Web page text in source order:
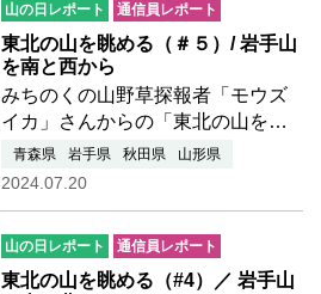
くと「吾妻山」か「月山」でし…
つづきを読む
山の日レポート 通信員レポート
東北の山を眺める（＃５）/ 岩手山
を南と西から
みちのくの山野草探報者「モウズ
イカ」さんからの「東北の山を眺
める」シリーズ５回目で
す。 ▲ ▽ ▲ ▽南
思いましたが、手持ち写真が全く
ありま…つづきを読む
青森県 岩手県 秋田県 山形県
2024.07.20
山の日レポート 通信員レポート
東北の山を眺める（#4）／ 岩手山